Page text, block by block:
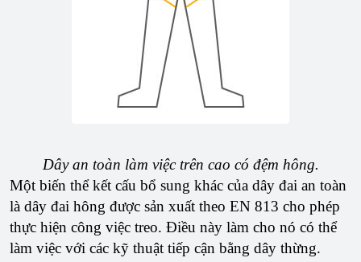
Dây an toàn làm việc trên cao có đệm hông.
Một biến thể kết cấu bổ sung khác của dây đai an toàn
là dây đai hông được sản xuất theo EN 813 cho phép
thực hiện công việc treo. Điều này làm cho nó có thể
làm việc với các kỹ thuật tiếp cận bằng dây thừng.